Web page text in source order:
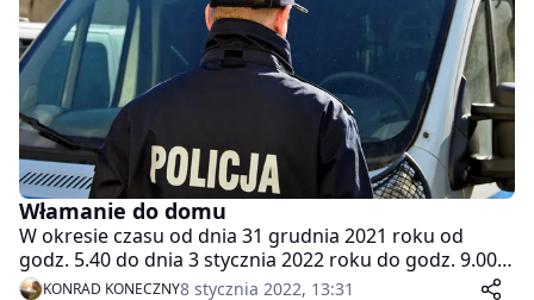
Włamanie do domu
W okresie czasu od dnia 31 grudnia 2021 roku od
godz. 5.40 do dnia 3 stycznia 2022 roku do godz. 9.00
w miejscowości Raków nieznany sprawca poprzez
KONRAD KONECZNY8 stycznia 2022, 13:31